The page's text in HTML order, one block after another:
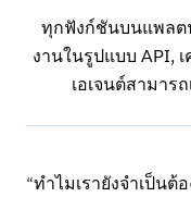
ทุกฟังก์ชันบนแพลต
งานในรูปแบบ API,
เอเจนต์สามาร
“ทำไมเรายังจำเป็น